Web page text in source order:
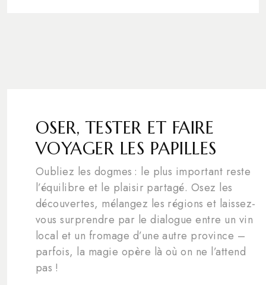
OSER, TESTER ET FAIRE
VOYAGER LES PAPILLES
Oubliez les dogmes : le plus important reste
l’équilibre et le plaisir partagé. Osez les
découvertes, mélangez les régions et laissez-
vous surprendre par le dialogue entre un vin
local et un fromage d’une autre province –
parfois, la magie opère là où on ne l’attend
pas !